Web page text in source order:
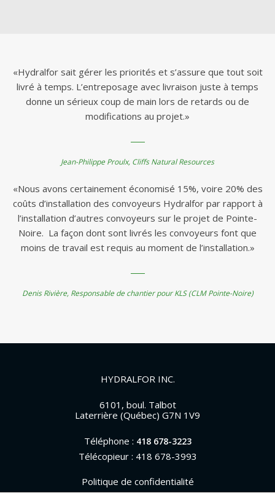
«Hydralfor sait gérer les priorités et s’assure que tout soit
livré à temps. L’entreposage avec livraison juste à temps
donne un sérieux coup de main lors de retards ou de
modifications au projet.»
Jean-Philippe Proulx, Cliffs Natural Resources
«Nous avons certainement économisé 15%, voire 20% des
coûts d’installation des convoyeurs Hydralfor par rapport à
l’installation d’autres convoyeurs sur le projet de Pointe-
Noire. La façon dont sont livrés les convoyeurs font que
moins de travail est requis au moment de l’installation.»
Denis Rivière, Responsable de chantier pour KLS (CLM Pointe-Noire)
HYDRALFOR INC.
6101, boul. Talbot
Laterrière (Québec) G7N 1V9
Téléphone : 418 678-3223
Télécopieur : 418 678-3993
Politique de confidentialité